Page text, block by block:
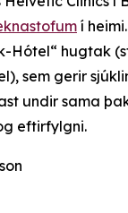
í
Hótel“ hugtak
sem gerir
undir sama
eftirfylgni.